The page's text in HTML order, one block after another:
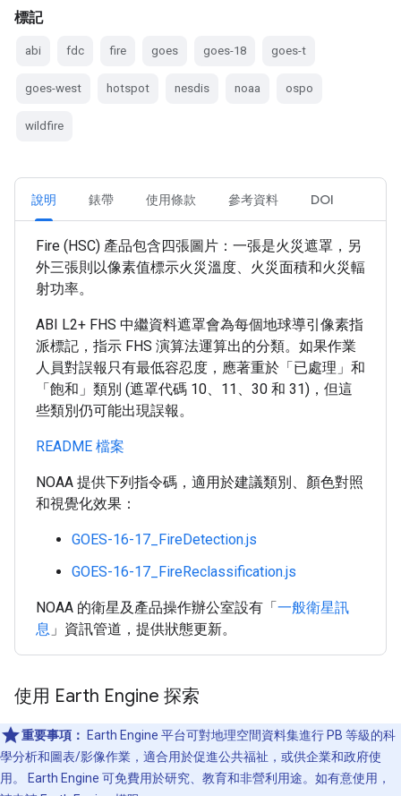
標記
abi fdc fire goes goes-18 goes-t
goes-west hotspot nesdis noaa ospo
wildfire
說明 錶帶 使用條款 參考資料 DOI
Fire (HSC) 產品包含四張圖片：一張是火災遮罩，另
外三張則以像素值標示火災溫度、火災面積和火災輻
射功率。
ABI L2+ FHS 中繼資料遮罩會為每個地球導引像素指
派標記，指示 FHS 演算法運算出的分類。如果作業
人員對誤報只有最低容忍度，應著重於「已處理」和
「飽和」類別 (遮罩代碼 10、11、30 和 31)，但這
些類別仍可能出現誤報。
README 檔案
NOAA 提供下列指令碼，適用於建議類別、顏色對照
和視覺化效果：
GOES-16-17_FireDetection.js
GOES-16-17_FireReclassification.js
NOAA 的衛星及產品操作辦公室設有「一般衛星訊
息 」資訊管道，提供狀態更新。
使用 Earth Engine 探索
重要事項：
Earth Engine 平台可對地理空間資料集進行 PB 等級的科
學分析和圖表/影像作業，適合用於促進公共福祉，或供企業和政府使
用。 Earth Engine 可免費用於研究、教育和非營利用途。如有意使用，